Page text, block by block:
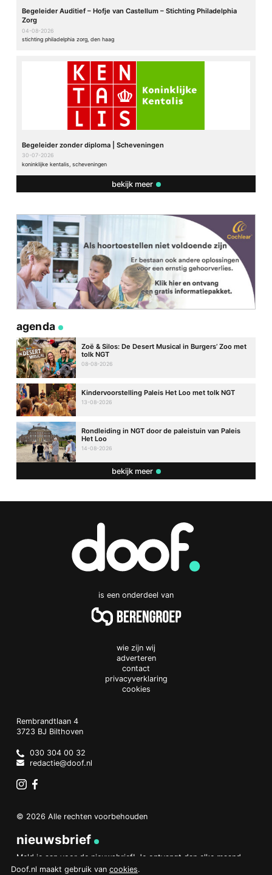
Begeleider Auditief – Hofje van Castellum – Stichting Philadelphia
Zorg
04-08-2026
stichting philadelphia zorg, den haag
Begeleider zonder diploma | Scheveningen
30-07-2026
koninklijke kentalis, scheveningen
bekijk meer
agenda
Zoë & Silos: De Desert Musical in Burgers’ Zoo met
tolk NGT
08-08-2026
Kindervoorstelling Paleis Het Loo met tolk NGT
13-08-2026
Rondleiding in NGT door de paleistuin van Paleis
Het Loo
14-08-2026
bekijk meer
is een onderdeel van
wie zijn wij
adverteren
contact
privacyverklaring
cookies
Doof.nl
work
Rembrandtlaan 4
3723 BJ Bilthoven
Netherlands
030 304 00 32
redactie@doof.nl
© 2026 Alle rechten voorbehouden
nieuwsbrief
Meld je aan voor de nieuwsbrief! Je ontvangt dan elke maand
een overzicht van het belangrijkste nieuws.
Doof.nl maakt gebruik van cookies.